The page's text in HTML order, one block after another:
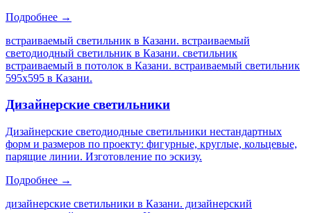
Подробнее →
встраиваемый светильник в Казани. встраиваемый
светодиодный светильник в Казани. светильник
встраиваемый в потолок в Казани. встраиваемый светильник
595х595 в Казани.
Дизайнерские светильники
Дизайнерские светодиодные светильники нестандартных
форм и размеров по проекту: фигурные, круглые, кольцевые,
парящие линии. Изготовление по эскизу.
Подробнее →
дизайнерские светильники в Казани. дизайнерский